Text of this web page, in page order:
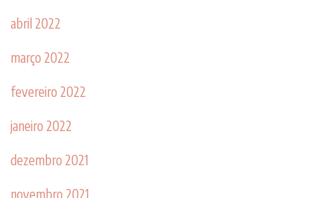
abril 2022
março 2022
fevereiro 2022
janeiro 2022
dezembro 2021
novembro 2021